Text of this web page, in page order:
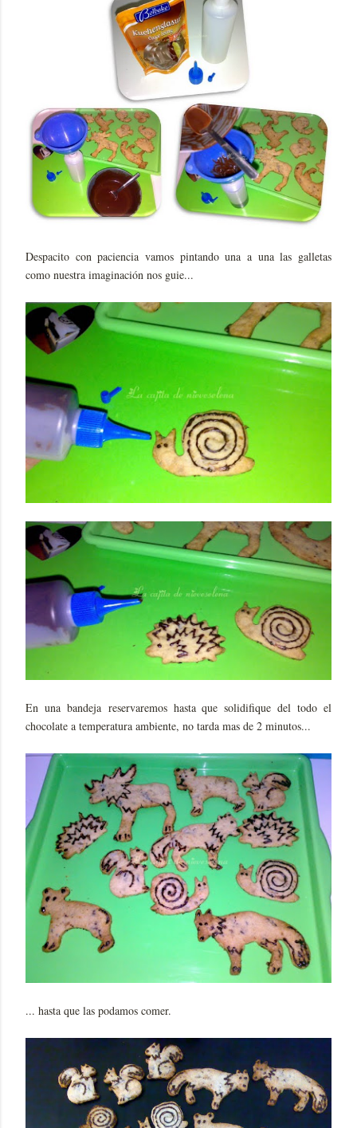
Despacito con paciencia vamos pintando una a una las galletas
como nuestra imaginación nos guie...
En una bandeja reservaremos hasta que solidifique del todo el
chocolate a temperatura ambiente, no tarda mas de 2 minutos...
... hasta que las podamos comer.